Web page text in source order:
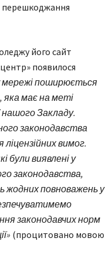
перешкоджання
його сайт
появилося
мережі поширюється
яка має на меті
нашого Закладу.
законодавства
вимог.
були виявлені у
законодавства,
жодних повноважень у
законодавчих норм
(процитовано мовою